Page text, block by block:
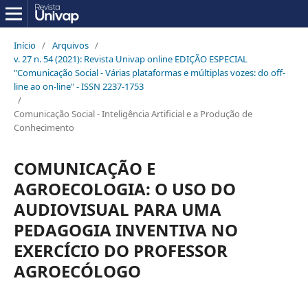
Início / Arquivos /
v. 27 n. 54 (2021): Revista Univap online EDIÇÃO ESPECIAL
"Comunicação Social - Várias plataformas e múltiplas vozes: do off-
line ao on-line" - ISSN 2237-1753
/
Comunicação Social - Inteligência Artificial e a Produção de
Conhecimento
COMUNICAÇÃO E
AGROECOLOGIA: O USO DO
AUDIOVISUAL PARA UMA
PEDAGOGIA INVENTIVA NO
EXERCÍCIO DO PROFESSOR
AGROECÓLOGO